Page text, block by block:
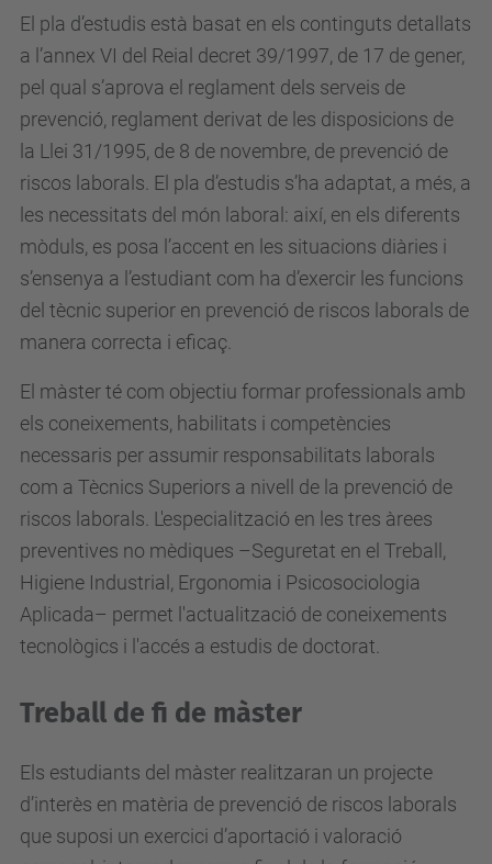
El pla d’estudis està basat en els continguts detallats
a l’annex VI del Reial decret 39/1997, de 17 de gener,
pel qual s’aprova el reglament dels serveis de
prevenció, reglament derivat de les disposicions de
la Llei 31/1995, de 8 de novembre, de prevenció de
riscos laborals. El pla d’estudis s’ha adaptat, a més, a
les necessitats del món laboral: així, en els diferents
mòduls, es posa l’accent en les situacions diàries i
s’ensenya a l’estudiant com ha d’exercir les funcions
del tècnic superior en prevenció de riscos laborals de
manera correcta i eficaç.
El màster té com objectiu formar professionals amb
els coneixements, habilitats i competències
necessaris per assumir responsabilitats laborals
com a Tècnics Superiors a nivell de la prevenció de
riscos laborals. L'especialització en les tres àrees
preventives no mèdiques –Seguretat en el Treball,
Higiene Industrial, Ergonomia i Psicosociologia
Aplicada– permet l'actualització de coneixements
tecnològics i l'accés a estudis de doctorat.
Treball de fi de màster
Els estudiants del màster realitzaran un projecte
d’interès en matèria de prevenció de riscos laborals
que suposi un exercici d’aportació i valoració